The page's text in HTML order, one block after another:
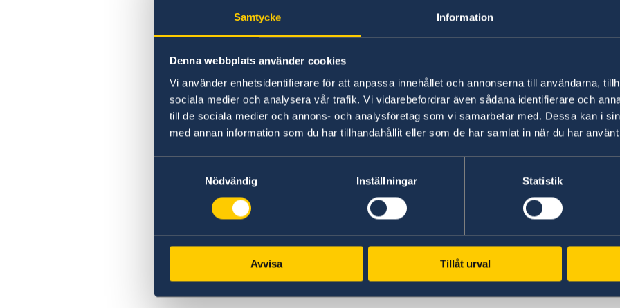
Samtycke Information
Denna webbplats använder cookies
Vi använder enhetsidentifierare för att anpassa innehållet och annonserna till användarna,
sociala medier och analysera vår trafik. Vi vidarebefordrar även sådana identifierare och
till de sociala medier och annons- och analysföretag som vi samarbetar med. Dessa kan i
med annan information som du har tillhandahållit eller som de har samlat in när du har
Nödvändig
Inställningar Statistik
Avvisa Tillåt urval
- Experiență de lucru într-
Se va acorda o mare
personale precum
abilitățile organizaționale
lucra independent,
Contract: cât mai curând
Ore: 20 de ore pe
suplimentare ocazionale